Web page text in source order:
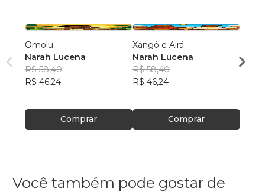
Omolu
Narah Lucena
R$ 58,40
R$ 46,24
Comprar
Xangô e Airá
Narah Lucena
R$ 58,40
R$ 46,24
Comprar
R$
Você também pode gostar de